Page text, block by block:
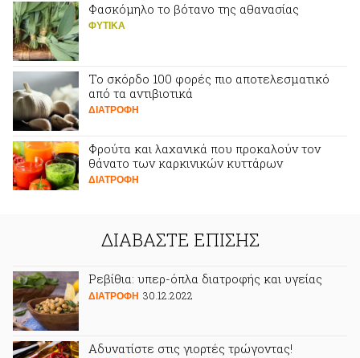
Φασκόμηλο το βότανο της αθανασίας
ΦΥΤΙΚA
Το σκόρδο 100 φορές πιο αποτελεσματικό
από τα αντιβιοτικά
ΔΙΑΤΡΟΦΗ
Φρούτα και λαχανικά που προκαλούν τον
θάνατο των καρκινικών κυττάρων
ΔΙΑΤΡΟΦΗ
ΔΙΑΒΑΣΤΕ ΕΠΙΣΗΣ
Ρεβίθια: υπερ-όπλα διατροφής και υγείας
ΔΙΑΤΡΟΦΗ 30.12.2022
Αδυνατίστε στις γιορτές τρώγοντας!